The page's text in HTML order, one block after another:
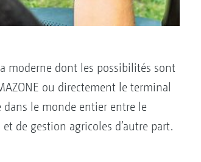
moderne dont les possibilités sont
ou directement le terminal
dans le monde entier entre le
de gestion agricoles d’autre part.